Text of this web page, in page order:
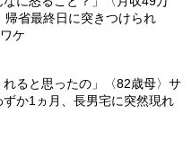
帰省最終日に突きつけられ
ケ
れると思ったの」〈82歳母〉サ
か1ヵ月、長男宅に突然現れ